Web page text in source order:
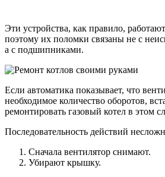
Эти устройства, как правило,
поэтому их поломки связаны не с
а с подшипниками.
Если автоматика показывает, что
необходимое количество оборотов,
ремонтировать газовый котел в этом
Последовательность действий
Сначала вентилятор снимают.
Убирают крышку.